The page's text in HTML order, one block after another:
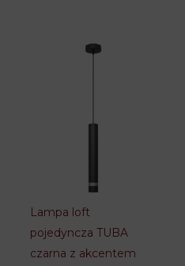
Lampa loft
pojedyncza TUBA
czarna z akcentem